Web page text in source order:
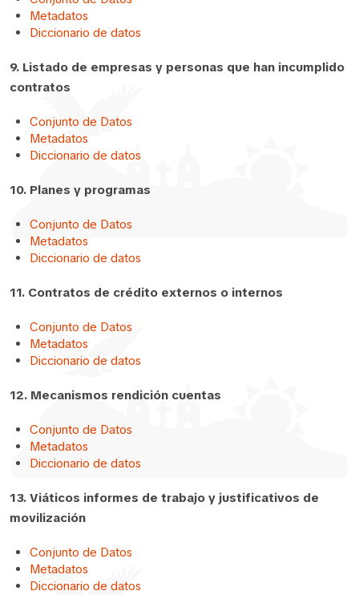
Metadatos
Diccionario de datos
9. Listado de empresas y personas que han incumplido
contratos
Conjunto de Datos
Metadatos
Diccionario de datos
10. Planes y programas
Conjunto de Datos
Metadatos
Diccionario de datos
11. Contratos de crédito externos o internos
Conjunto de Datos
Metadatos
Diccionario de datos
12. Mecanismos rendición cuentas
Conjunto de Datos
Metadatos
Diccionario de datos
13. Viáticos informes de trabajo y justificativos de
movilización
Conjunto de Datos
Metadatos
Diccionario de datos